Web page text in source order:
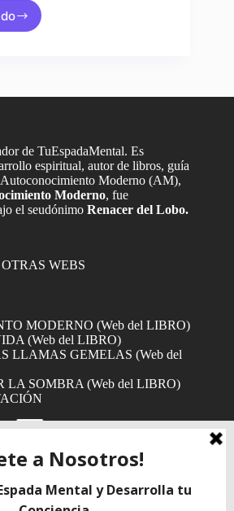
de TuEspadaMental. Es
espiritual, autor de libros, guía
Moderno (AM),
Moderno, fue
el seudónimo Renacer del Lobo.
WEBS
MODERNO (Web del LIBRO)
(Web del LIBRO)
LLAMAS GEMELAS (Web del
LA SOMBRA (Web del LIBRO)